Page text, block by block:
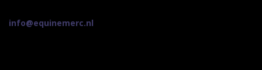
info@equinemerc.nl